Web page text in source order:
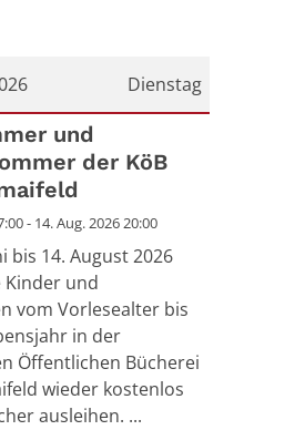
Dienstag
2026
und
der KöB
- 14. Aug. 2026 20:00
bis 14. August 2026
Kinder und
vom Vorlesealter bis
in der
Öffentlichen Bücherei
wieder kostenlos
ausleihen. ...